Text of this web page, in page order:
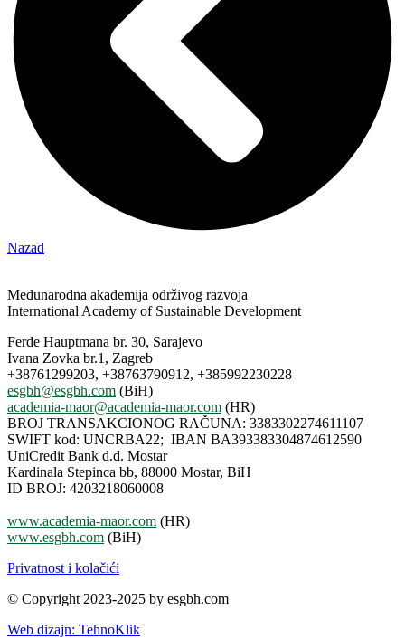
Nazad
Međunarodna akademija održivog razvoja
International Academy of Sustainable Development
Ferde Hauptmana br. 30, Sarajevo
Ivana Zovka br.1, Zagreb
+38761299203, +38763790912, +385992230228
esgbh@esgbh.com (BiH)
academia-maor@academia-maor.com (HR)
BROJ TRANSAKCIONOG RAČUNA: 3383302274611107
SWIFT kod: UNCRBA22; IBAN BA393383304874612590
UniCredit Bank d.d. Mostar
Kardinala Stepinca bb, 88000 Mostar, BiH
ID BROJ: 4203218060008
www.academia-maor.com (HR)
www.esgbh.com (BiH)
Privatnost i kolačići
© Copyright 2023-2025 by esgbh.com
Web dizajn: TehnoKlik